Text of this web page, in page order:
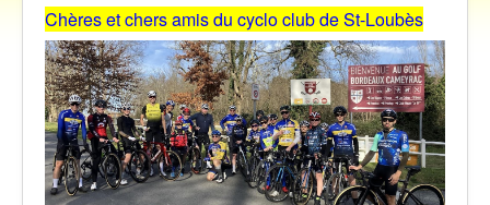
Vidéos
Contact
Traversée des Pyrénées 2021
Chères et chers amis du cyclo club de St-Loubès